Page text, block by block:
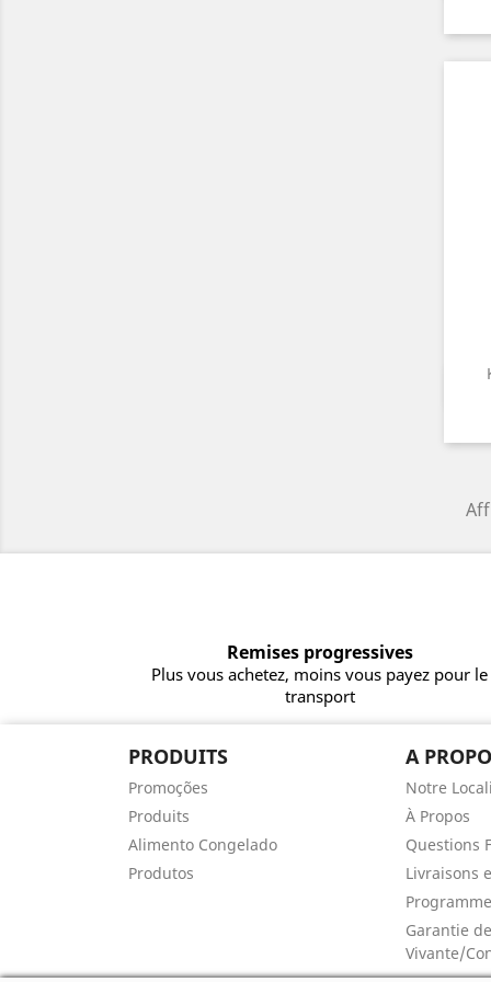
Remises progressives
Plus vous achetez, moins vous payez pour le
transport
PRODUITS
Promoções
Produits
Alimento Congelado
Produtos
A
Notre
À Propos
Questions
Livraisons
Garantie
Vivante/